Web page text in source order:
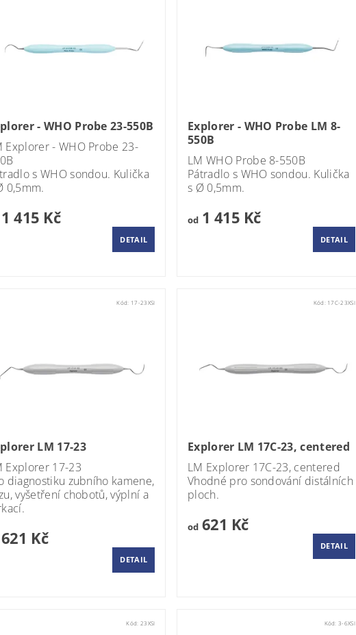
- WHO Probe 23-550B
Explorer - WHO Probe 23-
s WHO sondou. Kulička
0,5mm.
415 Kč
DETAIL
Explorer - WHO Probe LM 8-
550B
LM WHO Probe 8-550B
Pátradlo s WHO sondou. Kulička
s Ø 0,5mm.
od1 415 Kč
DETAIL
Kód: 17-23XSI
LM 17-23
Explorer 17-23
diagnostiku zubního kamene,
vyšetření chobotů, výplní a
Kč
DETAIL
Kód: 17C-23XSI
Explorer LM 17C-23, centered
LM Explorer 17C-23, centered
Vhodné pro sondování distálních
ploch.
od621 Kč
DETAIL
Kód: 23XSI Kód:3-6XSI